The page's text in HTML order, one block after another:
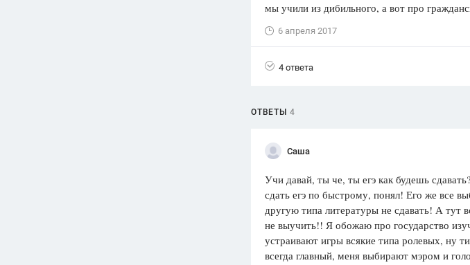
ФИПИ
1752 ответа
ответов
мы учили из дибильного, а вот про
6 апреля 2017
4 ответа
ОТВЕТЫ 4
Саша
Учи давай, ты че, ты егэ как будешь
сдать егэ по быстрому, понял! Его же все
другую типа литературы не сдавать! А тут
не выучить!! Я обожаю про государство
устраивают игры всякие типа ролевых, ну
всегда главный, меня выбирают мэром и